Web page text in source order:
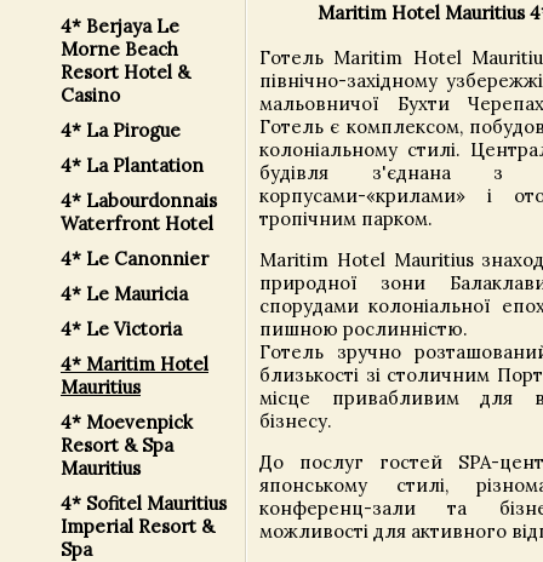
4* Berjaya Le
Morne Beach
Resort Hotel &
Casino
4* La Pirogue
4* La Plantation
4* Labourdonnais
Waterfront Hotel
4* Le Canonnier
4* Le Mauricia
4* Le Victoria
4* Maritim Hotel
Mauritius
4* Moevenpick
Resort & Spa
Mauritius
4* Sofitel Mauritius
Imperial Resort &
Spa
Maritim Hotel Mauritius
Готель Maritim Hotel
північно-західному
мальовничої Бухти
Готель є комплексом,
колоніальному стилі.
будівля з'єднана з
корпусами-«крилами» і
тропічним парком.
Maritim Hotel Mauritius
природної зони
спорудами колоніальної
пишною рослинністю.
Готель зручно
близькості зі столичним
місце привабливим для
бізнесу.
До послуг гостей SPA-
японському стилі,
конференц-зали та
можливості для активного